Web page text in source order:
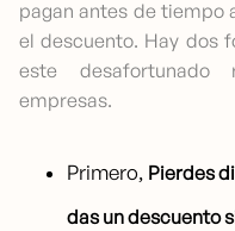
pagan antes de tiempo
el descuento. Hay dos
este
empresas.
Primero, Pierdes
das un descuento